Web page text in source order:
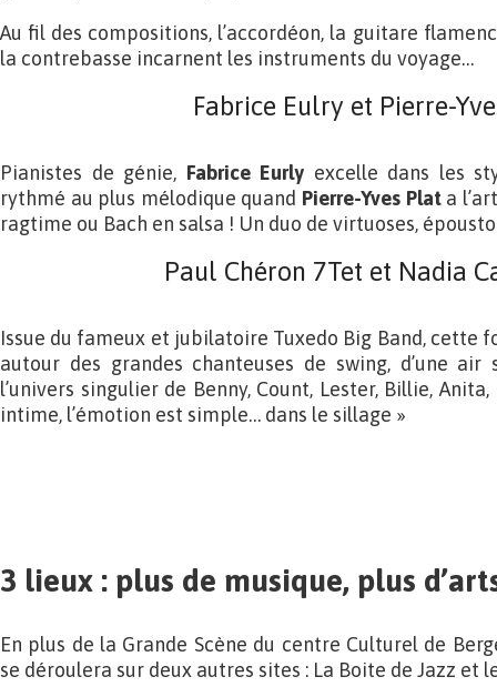
Au fil des compositions, l’accordéon, la guitare
la contrebasse incarnent les instruments du voyage…
Fabrice Eulry et Pierre-
Pianistes de génie, Fabrice Eurly excelle dans les
rythmé au plus mélodique quand Pierre-Yves Plata
ragtime ou Bach en salsa ! Un duo de virtuoses,
Paul Chéron 7Tet et Nadia
Issue du fameux et jubilatoire Tuxedo Big Band, cette
autour des grandes chanteuses de swing, d’une
l’univers singulier de Benny, Count, Lester, Billie,
intime, l’émotion est simple… dans le sillage »
3 lieux : plus de musique, plus
En plus de la Grande Scène du centre Culturel de
se déroulera sur deux autres sites : La Boite de Jazz et